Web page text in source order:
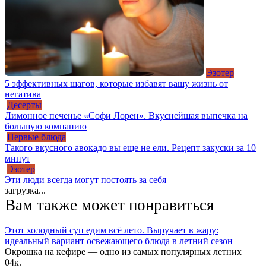
Эзотер
5 эффективных шагов, которые избавят вашу жизнь от
негатива
Десерты
Лимонное печенье «Софи Лорен». Вкуснейшая выпечка на
большую компанию
Первые блюда
Такого вкусного авокадо вы еще не ели. Рецепт закуски за 10
минут
Эзотер
Эти люди всегда могут постоять за себя
загрузка...
Вам также может понравиться
Этот холодный суп едим всё лето. Выручает в жару:
идеальный вариант освежающего блюда в летний сезон
Окрошка на кефире — одно из самых популярных летних
04к.